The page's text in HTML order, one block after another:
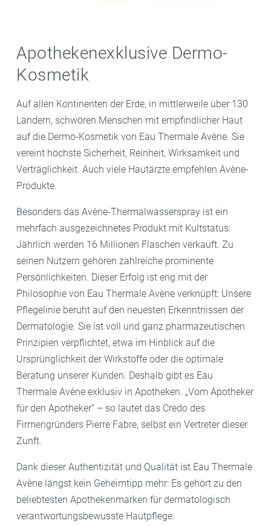
Apothekenexklusive Dermo-
Kosmetik
Auf allen Kontinenten der Erde, in mittlerweile über 130
Ländern, schwören Menschen mit empfindlicher Haut
auf die Dermo-Kosmetik von Eau Thermale Avène. Sie
vereint höchste Sicherheit, Reinheit, Wirksamkeit und
Verträglichkeit. Auch viele Hautärzte empfehlen Avène-
Produkte.
Besonders das Avène-Thermalwasserspray ist ein
mehrfach ausgezeichnetes Produkt mit Kultstatus:
Jährlich werden 16 Millionen Flaschen verkauft. Zu
seinen Nutzern gehören zahlreiche prominente
Persönlichkeiten. Dieser Erfolg ist eng mit der
Philosophie von Eau Thermale Avène verknüpft: Unsere
Pflegelinie beruht auf den neuesten Erkenntnissen der
Dermatologie. Sie ist voll und ganz pharmazeutischen
Prinzipien verpflichtet, etwa im Hinblick auf die
Ursprünglichkeit der Wirkstoffe oder die optimale
Beratung unserer Kunden. Deshalb gibt es Eau
Thermale Avène exklusiv in Apotheken. „Vom Apotheker
für den Apotheker“ – so lautet das Credo des
Firmengründers Pierre Fabre, selbst ein Vertreter dieser
Zunft.
Dank dieser Authentizität und Qualität ist Eau Thermale
Avène längst kein Geheimtipp mehr: Es gehört zu den
beliebtesten Apothekenmarken für dermatologisch
verantwortungsbewusste Hautpflege.